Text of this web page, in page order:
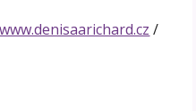
www.denisaarichard.cz /